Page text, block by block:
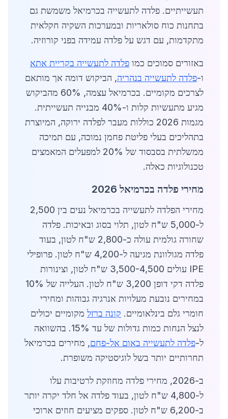
תעשייתיים. פלדה לתעשייה בכרמיאל משמשת גם
בתחנות כוח סולאריות ובמערכות השקיה חקלאית
מתקדמות, עם דגש על פלדה עמידה בפני קורוזיה.
באזורים סמוכים כמו פלדה לתעשייה בקריית אתא
ו-פלדה לתעשייה בנהריה, הביקוש דומה אך מותאם
לצרכים מקומיים. בכרמיאל עצמה, 60% מהביקוש
מגיע מתעשיות קלות ו-40% מבנייה תעשייתית.
מגמות 2026 כוללות מעבר לפלדה ירוקה, המיוצרת
בתהליכים בעלי פליטת פחמן נמוכה, עם תמיכה
ממשלתית בסבסוד של 20% למפעלים המאמצים
טכנולוגיות כאלה.
מחירי פלדה בכרמיאל 2026
מחירי הפלדה לתעשייה בכרמיאל נעים בין 2,500
ל-5,000 ש"ח לטון, תלוי בסוג ובאיכות. פלדה
שחורה גולמית עולה כ-2,800 ש"ח לטון, בעוד
פלדה מגולוונת מגיעה ל-4,200 ש"ח לטון. פרופילי
IPE עולים 3,500-4,500 ש"ח לטון, וצינורות
פלדה דקי דופן 3,200 ש"ח לטון. העלייה של 10%
במחירים נובעת מעלויות אנרגיה גבוהות ומחירי
חומרי גלם בינלאומיים. קונה ברזל מקומיים יכולים
לנצל הנחות כמות גדולות של עד 15%. בהשוואה
ל-פלדה לתעשייה באום אל-פחם, מחירים בכרמיאל
תחרותיים יותר בשל לוגיסטיקה משופרת.
ב-2026, מחירי פלדה מחוזקת לרטיבות עלו
ל-4,800 ש"ח לטון, בעוד פלדה אל חלד יקרה יותר
ב-6,200 ש"ח לטון. ספקים מציעים חוזים ארוכי